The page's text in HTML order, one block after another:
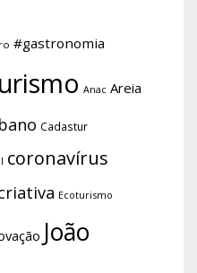
#gastronomia
Anac Areia
Cadastur
coronavírus
Ecoturismo
João